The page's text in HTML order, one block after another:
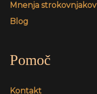
Mnenja strokovnjakov
Blog
Pomoč
Kontakt